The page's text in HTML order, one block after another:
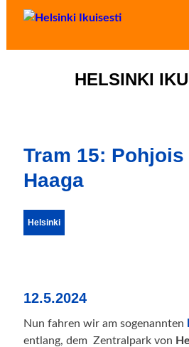
HELSINKI
Tram 15: Pohjois
Haaga
Helsinki
12.5.2024
Nun fahren wir am sogenannten
entlang, dem Zentralpark von